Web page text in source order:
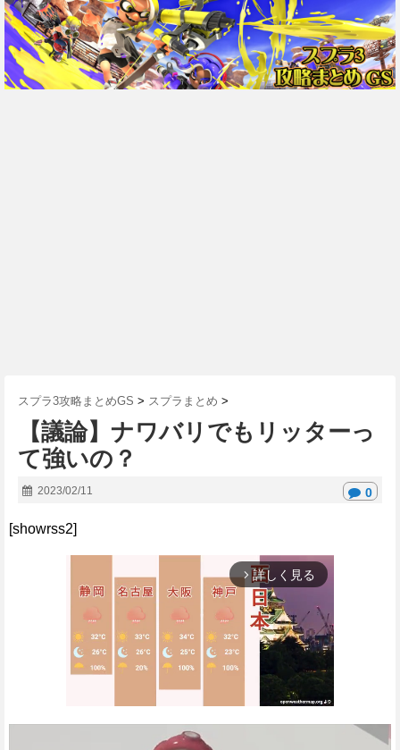
スプラ3攻略まとめGS > スプラまとめ >
【議論】ナワバリでもリッターっ
て強いの？
2023/02/11 0
[showrss2]
arrow_forward_ios 詳しく見る